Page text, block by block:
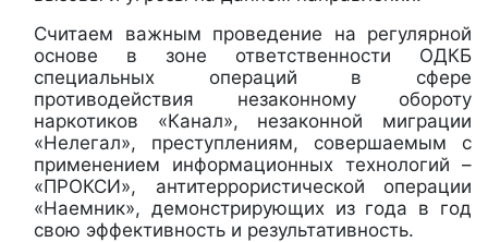
Считаем важным проведение на регулярной
основе в зоне ответственности ОДКБ
специальных операций в сфере
противодействия незаконному обороту
наркотиков «Канал», незаконной миграции
«Нелегал», преступлениям, совершаемым с
применением информационных технологий –
«ПРОКСИ», антитеррористической операции
«Наемник», демонстрирующих из года в год
свою эффективность и результативность.